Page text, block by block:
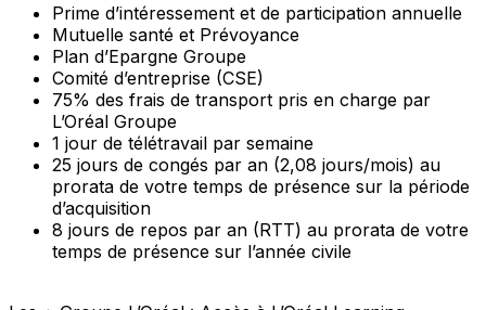
Prime d’intéressement et de participation annuelle
Mutuelle santé et Prévoyance
Plan d’Epargne Groupe
Comité d’entreprise (CSE)
75% des frais de transport pris en charge par
L’Oréal Groupe
1 jour de télétravail par semaine
25 jours de congés par an (2,08 jours/mois) au
prorata de votre temps de présence sur la période
d’acquisition
8 jours de repos par an (RTT) au prorata de votre
temps de présence sur l’année civile